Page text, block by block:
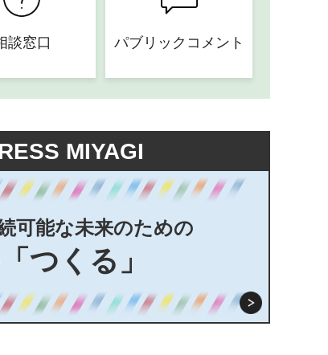
談窓口 パブリックコメント
MIYAGI
可能な未来のための
つくる」